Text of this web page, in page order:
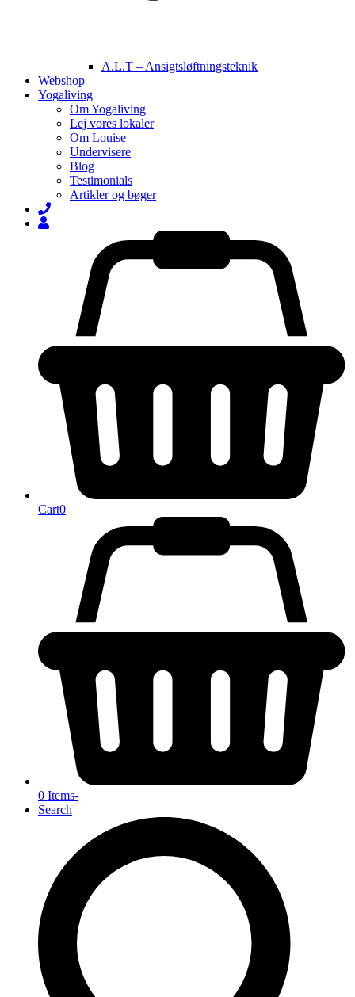
A.L.T – Ansigtsløftningsteknik
Webshop
Yogaliving
Om Yogaliving
Lej vores lokaler
Om Louise
Undervisere
Blog
Testimonials
Artikler og bøger
Cart0
0 Items-
Search